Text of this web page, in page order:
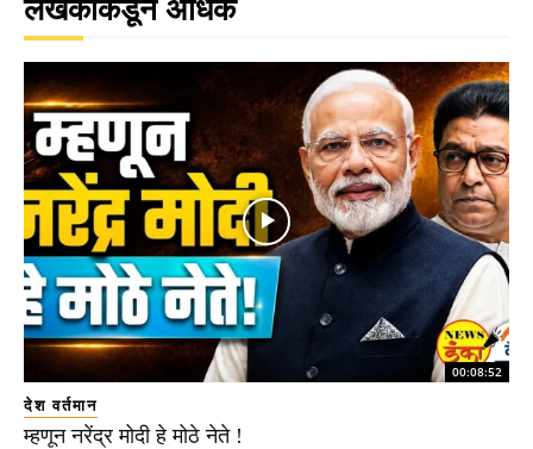
लेखकाकडून अधिक
00:08:52
देश वर्तमान
म्हणून नरेंद्र मोदी हे मोठे नेते !